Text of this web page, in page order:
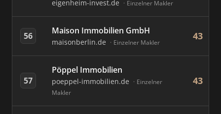
eigenheim-invest.de Einzelner Makler
56 Maison Immobilien GmbH
maisonberlin.de Einzelner Makler
43
57
Pöppel Immobilien
poeppel-immobilien.de
Einzelner
Makler
43